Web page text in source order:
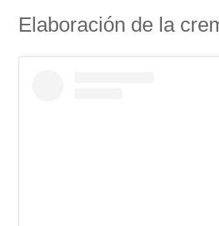
Elaboración de la